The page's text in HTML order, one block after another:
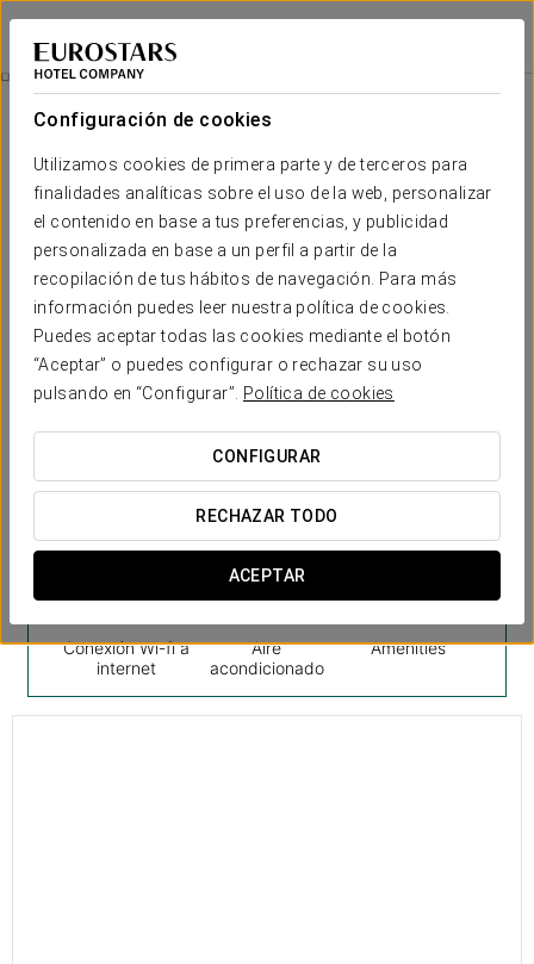
Configuración de cookies
Utilizamos cookies de primera parte y de terceros para
finalidades analíticas sobre el uso de la web, personalizar
el contenido en base a tus preferencias, y publicidad
personalizada en base a un perfil a partir de la
recopilación de tus hábitos de navegación. Para más
información puedes leer nuestra política de cookies.
Puedes aceptar todas las cookies mediante el botón
“Aceptar” o puedes configurar o rechazar su uso
pulsando en “Configurar”.
Política de cookies
CONFIGURAR
RECHAZAR TODO
ACEPTAR
Áurea Ana Palace Hotel
BUDAPEST
Habitaciones
Habitaciones
El confort y descanso que necesitas
Las habitaciones delÁurea Ana Palace Hotelson espacios para
el descanso y el bienestar, con un diseño que aúna el clasicismo
con la innovación y la modernidad.
Su iluminación, amplitud y variada gama de servicios hacen de
las habitaciones estancias únicas en pleno casco histórico de
Budapest.
Conexión Wi-fi a
internet
Aire
acondicionado
Amenities